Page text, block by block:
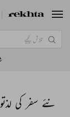
نئے سفر کی